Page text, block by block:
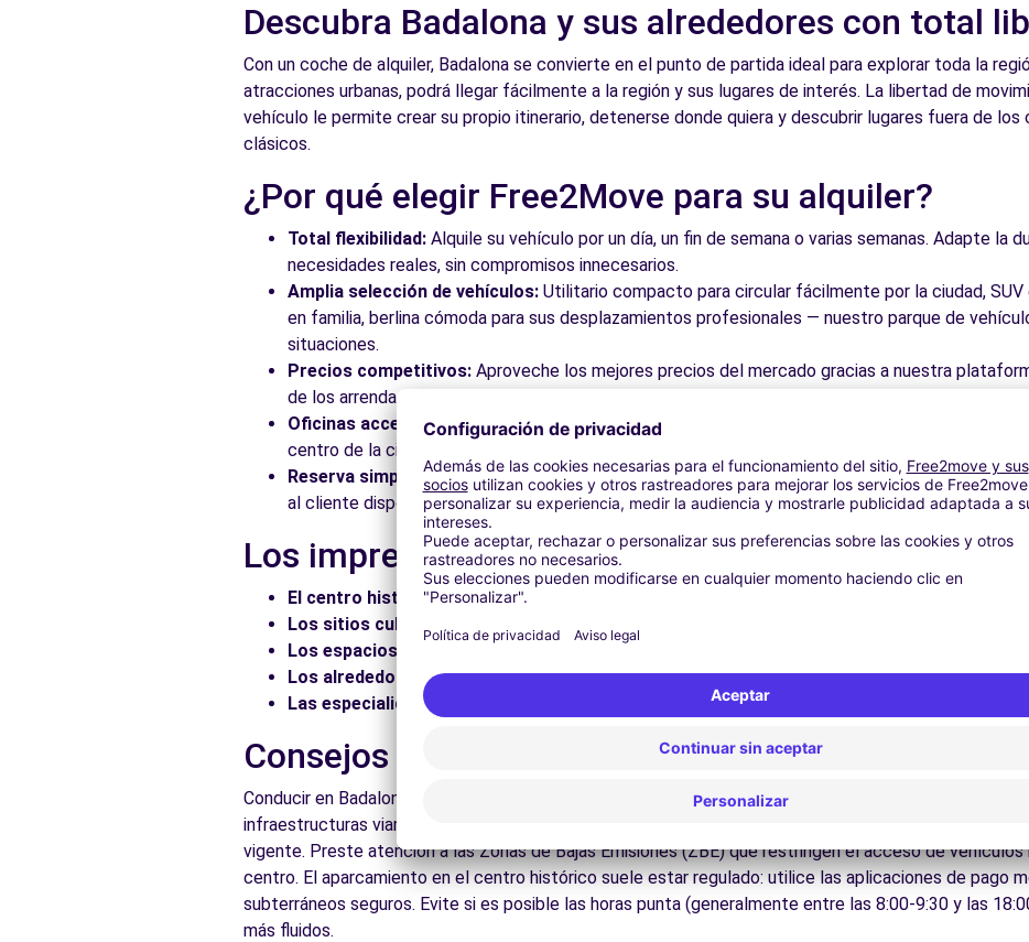
Free2move Rent - AUTOMOCIO BADALONA CR3 SL - BADALONA (FP)
Free2Move Rent - AUTOMOCIÓ BADALONA CRC3, S.L.. - Badalona (D)
Free2move Rent - AUTOMOCIÓ BADALONA CRC3, S.L. - BADALONA (O)
3.0 km
Free2Move Rent - DRIVIM BARCELONA CR2 - Barcelona (C)
Descubra Badalona y sus alrededores con total
Con un coche de alquiler, Badalona se convierte en el punto de partida ideal para explorar toda la
atracciones urbanas, podrá llegar fácilmente a la región y sus lugares de interés. La libertad de
vehículo le permite crear su propio itinerario, detenerse donde quiera y descubrir lugares fuera de
clásicos.
¿Por qué elegir Free2Move para su alquiler?
Total flexibilidad: Alquile su vehículo por un día, un fin de semana o varias semanas. Adapte la
necesidades reales, sin compromisos innecesarios.
Amplia selección de vehículos: Utilitario compacto para circular fácilmente por la ciudad, SUV
en familia, berlina cómoda para sus desplazamientos profesionales — nuestro parque de
situaciones.
Precios competitivos: Aproveche los mejores precios del mercado gracias a nuestra
de los arrendadores asociados. Reserve en línea en pocos clics con precios transparentes, sin
Oficinas accesibles:Recoja su vehículo en una de nuestras numerosas oficinas asociadas,
centro de la ciudad, en estaciones o cerca de los aeropuertos.
Reserva simplificada:Nuestra plataforma intuitiva le permite reservar su vehículo en pocos
al cliente disponible para responder a todas sus preguntas.
Los imprescindibles de Badalona y alrededores
El centro histórico:Pasee por las calles del casco antiguo y descubra su patrimonio
Los sitios culturales:
Los espacios naturales:
Disfrute de los parques y jardines para un descanso en plena
Los alrededores:Explore los lugares de interés de la región, fácilmente accesibles en coche.
Las especialidades locales:
Descubra la gastronomía regional en los restaurantes y mercados
Consejos prácticos para conducir en Badalona
Conducir en Badalona es accesible para todos los conductores con algunos consejos prácticos. la
infraestructuras viarias adecuadas Como en todas las ciudades españolas, respete los límites de
vigente. Preste atención a las Zonas de Bajas Emisiones (ZBE) que restringen el acceso de
centro. El aparcamiento en el centro histórico suele estar regulado: utilice las aplicaciones de pago
subterráneos seguros. Evite si es posible las horas punta (generalmente entre las 8:00-9:30 y las
más fluidos.